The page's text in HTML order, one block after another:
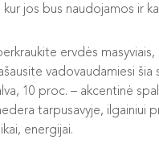
jos bus naudojamos ir
ervdės
vadovaudamiesi šia
10 proc. – akcentinė
tarpusavyje, ilgainiui
energijai.